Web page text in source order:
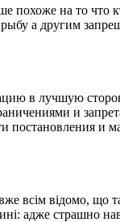
на то что
а другим
в лучшую
и
и
всім відомо,
адже страшно